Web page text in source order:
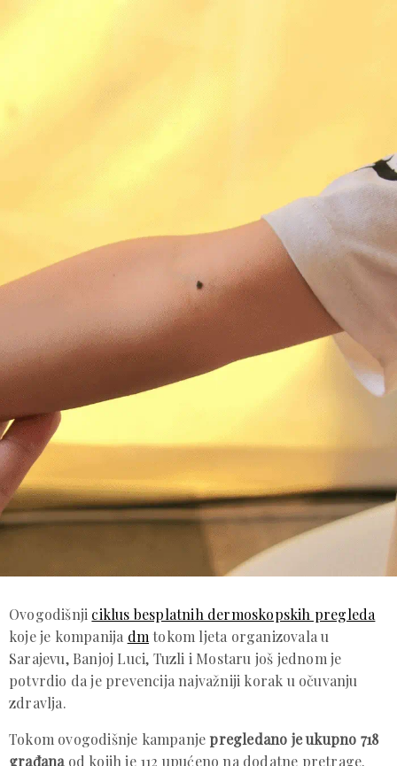
Ovogodišnji ciklus besplatnih dermoskopskih pregleda
koje je kompanija dm tokom ljeta organizovala u
Sarajevu, Banjoj Luci, Tuzli i Mostaru još jednom je
potvrdio da je prevencija najvažniji korak u očuvanju
zdravlja.
Tokom ovogodišnje kampanjepregledano je ukupno 718
građanaod kojih je 112 upućeno na dodatne pretrage.